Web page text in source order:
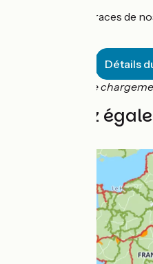
Partons sur les traces de
Détails
(temps de
Découvrez